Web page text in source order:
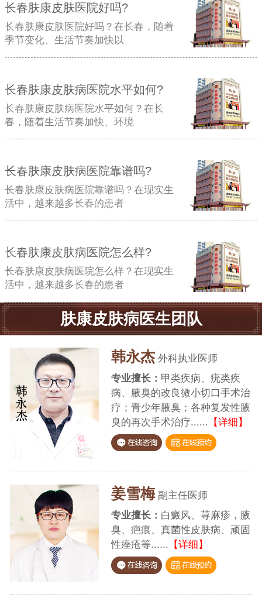
长春肤康皮肤医院好吗?
长春肤康皮肤医院好吗？在长春，随着
季节变化、生活节奏加快以
长春肤康皮肤病医院水平如何?
长春肤康皮肤病医院水平如何？在长
春，随着生活节奏加快、环境
长春肤康皮肤病医院靠谱吗?
长春肤康皮肤病医院靠谱吗？在现实生
活中，越来越多长春的患者
长春肤康皮肤病医院怎么样?
长春肤康皮肤病医院怎么样？在现实生
活中，越来越多长春的患者
肤康皮肤病医生团队
蔡开杨中西医结合科执业
师
专业擅长：痤疮、脱发、银屑
病、白癜风、各类皮炎、湿
疤痕、鱼鳞病等...... 【详细】